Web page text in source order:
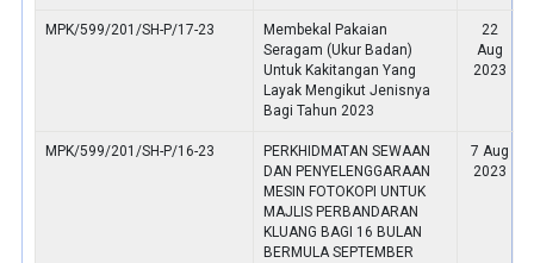
MPK/599/201/SH-P/17-23
Membekal Pakaian
Seragam (Ukur Badan)
Untuk Kakitangan Yang
Layak Mengikut Jenisnya
Bagi Tahun 2023
22
Aug
2023
MPK/599/201/SH-P/16-23
PERKHIDMATAN SEWAAN
DAN PENYELENGGARAAN
MESIN FOTOKOPI UNTUK
MAJLIS PERBANDARAN
KLUANG BAGI 16 BULAN
BERMULA SEPTEMBER
7 Aug
2023